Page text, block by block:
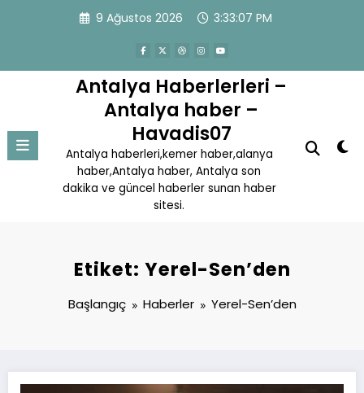
9 Ağustos 2026 3:33:07 PM
Antalya Haberlerleri –
Antalya haber –
Havadis07
Antalya haberleri,kemer haber,alanya
haber,Antalya haber, Antalya son
dakika ve güncel haberler sunan haber
sitesi.
Etiket: Yerel-Sen’den
Başlangıç Haberler Yerel-Sen’den